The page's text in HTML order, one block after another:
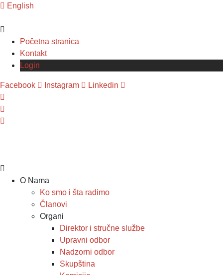
English
Početna stranica
Kontakt
Login
Facebook Instagram Linkedin
O Nama
Ko smo i šta radimo
Članovi
Organi
Direktor i stručne službe
Upravni odbor
Nadzorni odbor
Skupština